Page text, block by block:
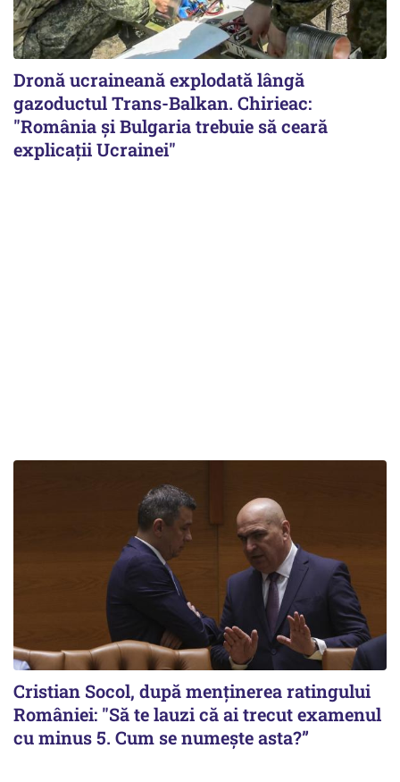
Dronă ucraineană explodată lângă
gazoductul Trans-Balkan. Chirieac:
"România și Bulgaria trebuie să ceară
explicații Ucrainei"
Cristian Socol, după menținerea ratingului
României: "Să te lauzi că ai trecut examenul
cu minus 5. Cum se numește asta?”